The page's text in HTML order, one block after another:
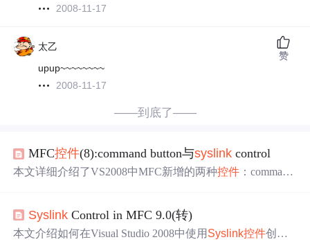
2008-11-17
太乙
upup~~~~~~~~
2008-11-17
赞
——到底了——
MFC控件(8):command button与sys link control
本文详细介绍了VS2008中MFC新增的两种控件 ：command
ntrols则类似于html中的超链接，点击可直接跳转至网页。
文章通过代码示例展示了如何设置这两种控件的特性和消
Syslink Control in MFC 9.0(转)
本文介绍如何在Visual Studio 2008中使用 Sys link控件创建